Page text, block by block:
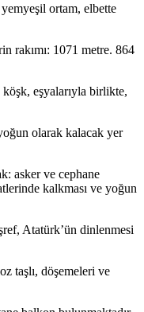
ortam, elbette
rakımı: 1071 metre. 864
eşyalarıyla birlikte,
olarak kalacak yer
asker ve cephane
kalkması ve yoğun
Atatürk’ün dinlenmesi
taşlı, döşemeleri ve